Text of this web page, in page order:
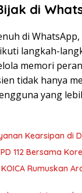
di
di
langkah-
memori
tidak hanya
yang
Kearsipan di
112 Bersama
Rumuskan